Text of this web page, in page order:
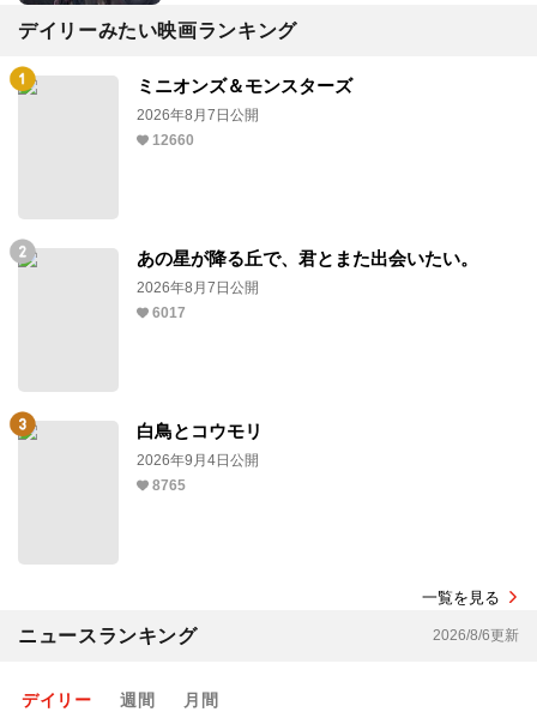
デイリーみたい映画ランキング
ミニオンズ＆モンスターズ
2026年8月7日公開
12660
あの星が降る丘で、君とまた出会いたい。
2026年8月7日公開
6017
白鳥とコウモリ
2026年9月4日公開
8765
一覧を見る
ニュースランキング 2026/8/6更新
デイリー 週間 月間